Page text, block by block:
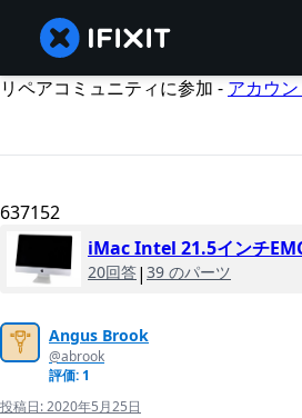
リペアコミュニティに参加 - アカウ
637152
iMac Intel 21.5インチ
20回答| 39 のパーツ
Angus Brook
@abrook
評価: 1
投稿日:2020年5月25日